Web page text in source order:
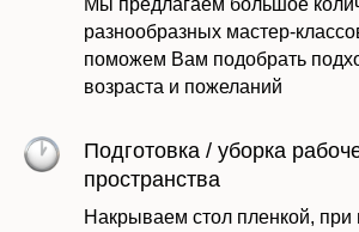
разнообразных мастер-
поможем Вам подобрать
возраста и пожеланий
Подготовка / уборка
пространства
Накрываем стол пленкой, при